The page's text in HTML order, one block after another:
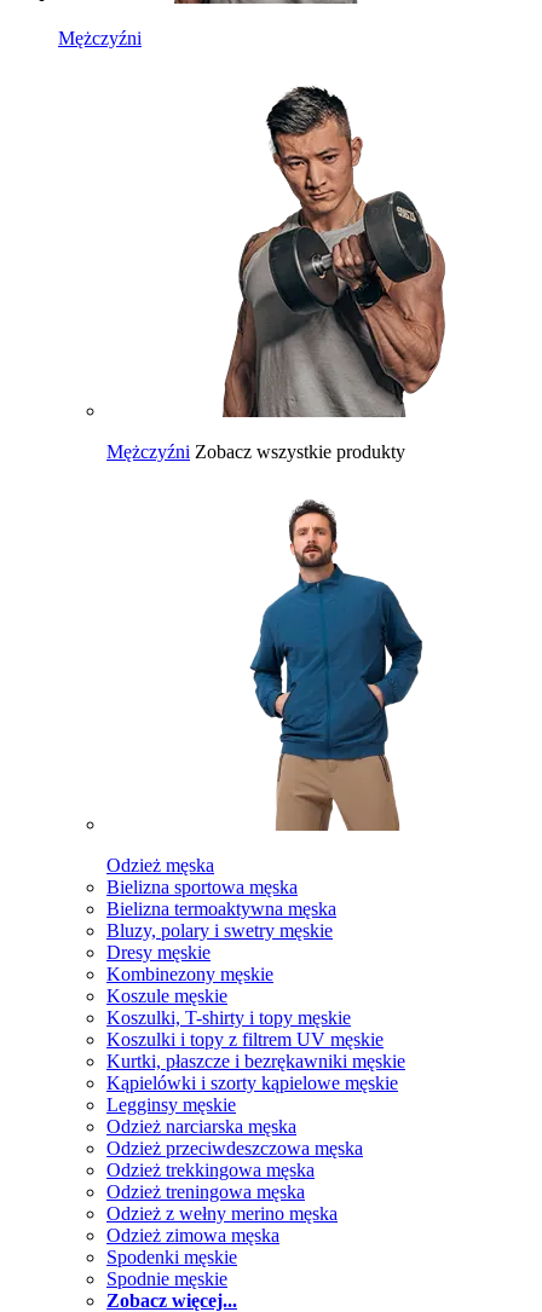
Mężczyźni
Mężczyźni Zobacz wszystkie produkty
Odzież męska
Bielizna sportowa męska
Bielizna termoaktywna męska
Bluzy, polary i swetry męskie
Dresy męskie
Kombinezony męskie
Koszule męskie
Koszulki, T-shirty i topy męskie
Koszulki i topy z filtrem UV męskie
Kurtki, płaszcze i bezrękawniki męskie
Kąpielówki i szorty kąpielowe męskie
Legginsy męskie
Odzież narciarska męska
Odzież przeciwdeszczowa męska
Odzież trekkingowa męska
Odzież treningowa męska
Odzież z wełny merino męska
Odzież zimowa męska
Spodenki męskie
Spodnie męskie
Zobacz więcej...